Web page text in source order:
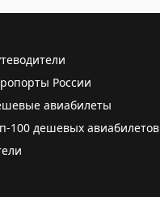
России
авиабилеты
100 дешевых авиабилетов